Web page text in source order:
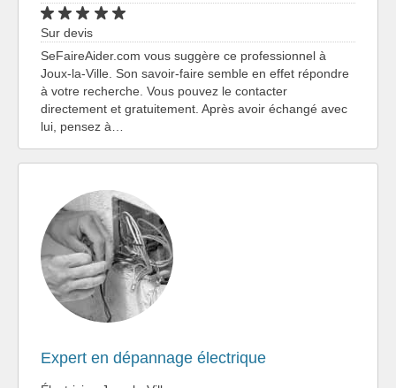
Sur devis
SeFaireAider.com vous suggère ce professionnel à
Joux-la-Ville. Son savoir-faire semble en effet répondre
à votre recherche. Vous pouvez le contacter
directement et gratuitement. Après avoir échangé avec
lui, pensez à…
Expert en dépannage électrique